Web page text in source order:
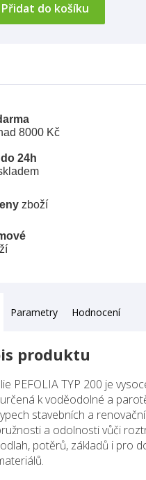
Přidat do košíku
8000 Kč
24h
zboží
Parametry Hodnocení
produktu
PEFOLIA TYP 200 je
k voděodolné a
stavebních a
a odolnosti vůči
potěrů, základů i pro